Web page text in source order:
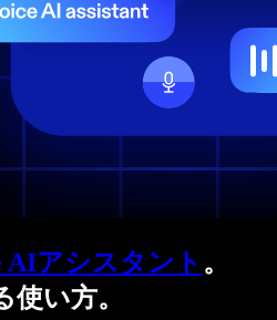
AIアシスタント 。
使い方。